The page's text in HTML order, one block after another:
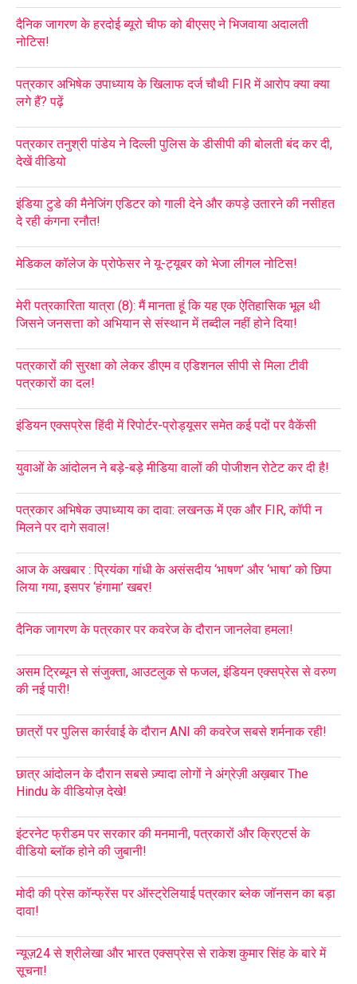
दैनिक जागरण के हरदोई ब्यूरो चीफ को बीएसए ने भिजवाया अदालती
नोटिस!
पत्रकार अभिषेक उपाध्याय के खिलाफ दर्ज चौथी FIR में आरोप क्या क्या
लगे हैं? पढ़ें
पत्रकार तनुश्री पांडेय ने दिल्ली पुलिस के डीसीपी की बोलती बंद कर दी,
देखें वीडियो
इंडिया टुडे की मैनेजिंग एडिटर को गाली देने और कपड़े उतारने की नसीहत
दे रही कंगना रनौत!
मेडिकल कॉलेज के प्रोफेसर ने यू-ट्यूबर को भेजा लीगल नोटिस!
मेरी पत्रकारिता यात्रा (8): मैं मानता हूं कि यह एक ऐतिहासिक भूल थी
जिसने जनसत्ता को अभियान से संस्थान में तब्दील नहीं होने दिया!
पत्रकारों की सुरक्षा को लेकर डीएम व एडिशनल सीपी से मिला टीवी
पत्रकारों का दल!
इंडियन एक्सप्रेस हिंदी में रिपोर्टर-प्रोड्यूसर समेत कई पदों पर वैकेंसी
युवाओं के आंदोलन ने बड़े-बड़े मीडिया वालों की पोजीशन रोटेट कर दी है!
पत्रकार अभिषेक उपाध्याय का दावा: लखनऊ में एक और FIR, कॉपी न
मिलने पर दागे सवाल!
आज के अखबार : प्रियंका गांधी के असंसदीय ‘भाषण’ और ‘भाषा’ को छिपा
लिया गया, इसपर ‘हंगामा’ खबर!
दैनिक जागरण के पत्रकार पर कवरेज के दौरान जानलेवा हमला!
असम ट्रिब्यून से संजुक्ता, आउटलुक से फजल, इंडियन एक्सप्रेस से वरुण
की नई पारी!
छात्रों पर पुलिस कार्रवाई के दौरान ANI की कवरेज सबसे शर्मनाक रही!
छात्र आंदोलन के दौरान सबसे ज़्यादा लोगों ने अंग्रेज़ी अख़बार The
Hindu के वीडियोज़ देखे!
इंटरनेट फ्रीडम पर सरकार की मनमानी, पत्रकारों और क्रिएटर्स के
वीडियो ब्लॉक होने की जुबानी!
मोदी की प्रेस कॉन्फ्रेंस पर ऑस्ट्रेलियाई पत्रकार ब्लेक जॉनसन का बड़ा
दावा!
न्यूज़24 से श्रीलेखा और भारत एक्सप्रेस से राकेश कुमार सिंह के बारे में
सूचना!